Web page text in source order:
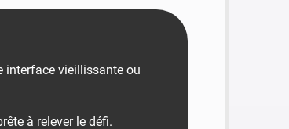
interface vieillissante ou
à relever le défi.